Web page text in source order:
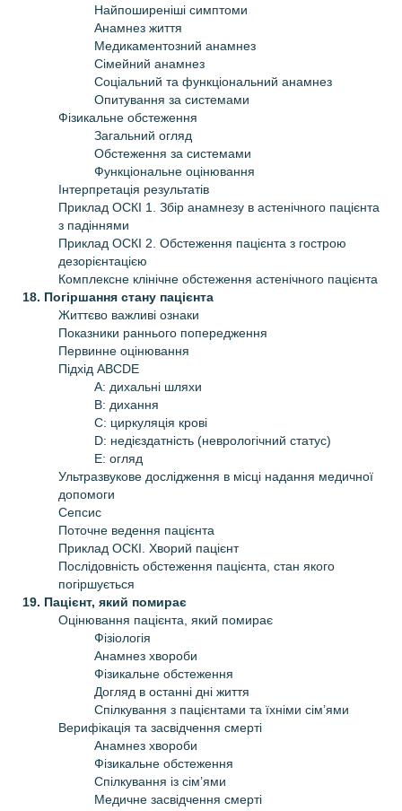
Найпоширеніші симптоми
Анамнез життя
Медикаментозний анамнез
Сімейний анамнез
Соціальний та функціональний анамнез
Опитування за системами
Фізикальне обстеження
Загальний огляд
Обстеження за системами
Функціональне оцінювання
Інтерпретація результатів
Приклад ОСКІ 1. Збір анамнезу в астенічного пацієнта
з падіннями
Приклад ОСКІ 2. Обстеження пацієнта з гострою
дезорієнтацією
Комплексне клінічне обстеження астенічного пацієнта
18. Погіршання стану пацієнта
Життєво важливі ознаки
Показники раннього попередження
Первинне оцінювання
Підхід ABCDE
А: дихальні шляхи
В: дихання
C: циркуляція крові
D: недієздатність (неврологічний статус)
E: огляд
Ультразвукове дослідження в місці надання медичної
допомоги
Сепсис
Поточне ведення пацієнта
Приклад ОСКІ. Хворий пацієнт
Послідовність обстеження пацієнта, стан якого
погіршується
19. Пацієнт, який помирає
Оцінювання пацієнта, який помирає
Фізіологія
Анамнез хвороби
Фізикальне обстеження
Догляд в останні дні життя
Спілкування з пацієнтами та їхніми сім’ями
Верифікація та засвідчення смерті
Анамнез хвороби
Фізикальне обстеження
Спілкування із сім’ями
Медичне засвідчення смерті